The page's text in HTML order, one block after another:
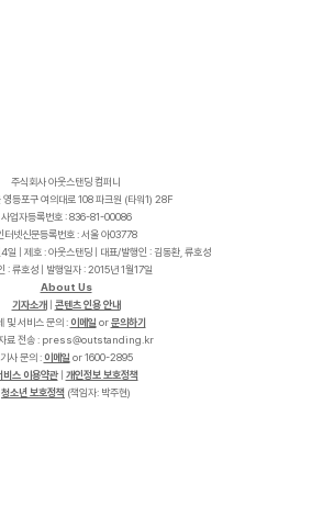
주식회사 아웃스탠딩 컴퍼니
영등포구 여의대로 108 파크원 (타워1) 28F
사업자등록번호 : 836-81-00086
터넷신문등록번호 : 서울 아03778
일 | 제호 : 아웃스탠딩 | 대표/발행인 : 김동환, 류호성
: 류호성 | 발행일자 : 2015년 1월17일
About Us
기자소개
콘텐츠 인용 안내
및 서비스 문의 : 이메일 or문의하기
료 전송 :
r
k
.
g
n
i
d
n
a
t
s
t
u
o
@
s
s
e
r
p
기사 문의 : 이메일 or 1600-2895
비스 이용약관| 개인정보 보호정책
청소년 보호정책 (책임자: 박주현)